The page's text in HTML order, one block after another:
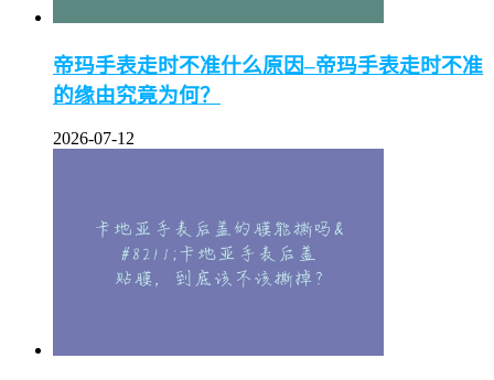
帝玛手表走时不准什么原因–帝玛手表走时不准
的缘由究竟为何？
2026-07-12